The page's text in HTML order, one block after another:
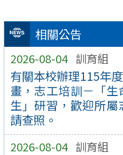
相關公告
2026-08-04 訓育組
有關本校辦理115年
畫，志工培訓－「
生」研習，歡迎所屬
請查照。
2026-08-04 訓育組